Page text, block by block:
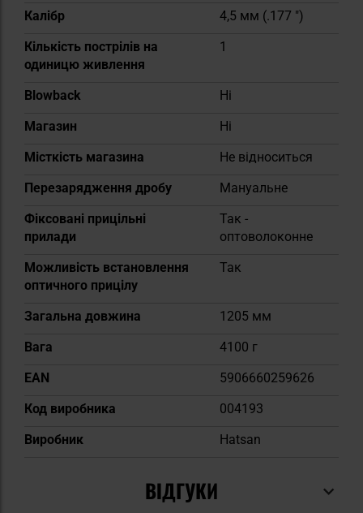
Калібр
4,5 мм (.177 ")
Кількість пострілів на
одиницю живлення
1
Blowback
Ні
Магазин
Ні
Місткість магазина
Не відноситься
Перезарядження дробу
Мануальне
Фіксовані прицільні
прилади
Так -
оптоволоконне
Можливість встановлення
оптичного прицілу
Так
Загальна довжина
1205 мм
Вага
4100 г
EAN
5906660259626
Код виробника
004193
Виробник
Hatsan
ВІДГУКИ